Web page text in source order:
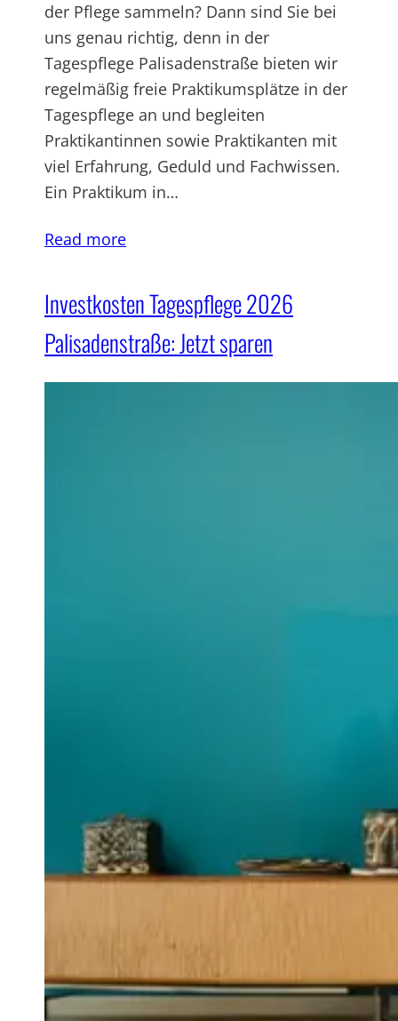
der Pflege sammeln? Dann sind Sie bei
uns genau richtig, denn in der
Tagespflege Palisadenstraße bieten wir
regelmäßig freie Praktikumsplätze in der
Tagespflege an und begleiten
Praktikantinnen sowie Praktikanten mit
viel Erfahrung, Geduld und Fachwissen.
Ein Praktikum in…
Read more
Investkosten Tagespflege 2026
Palisadenstraße: Jetzt sparen